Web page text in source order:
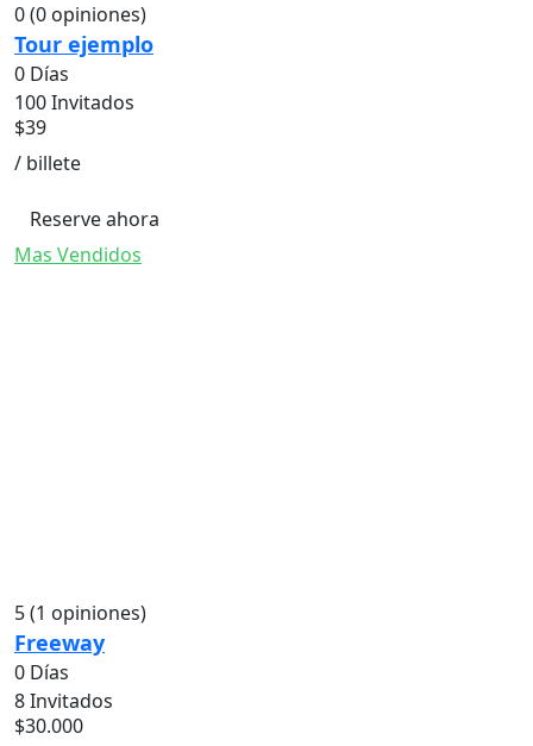
0(0 opiniones)
Tour ejemplo
0 Días
100 Invitados
$39
/ billete
Reserve ahora
Mas Vendidos
5(1 opiniones)
Freeway
0 Días
8 Invitados
$30.000